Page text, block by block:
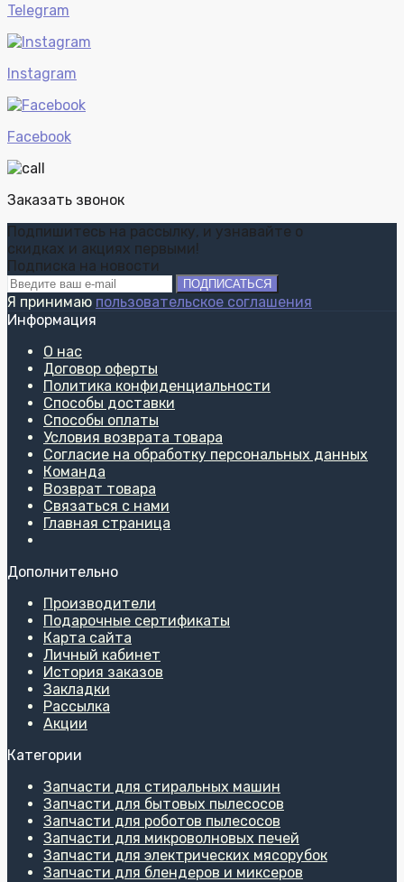
Telegram
Instagram
Facebook
Заказать звонок
Подпишитесь на рассылку, и узнавайте о
скидках и акциях первыми!
Подписка на новости
ПОДПИСАТЬСЯ
Я принимаю пользовательское соглашения
Информация
О нас
Договор оферты
Политика конфиденциальности
Способы доставки
Способы оплаты
Условия возврата товара
Согласие на обработку персональных данных
Команда
Возврат товара
Связаться с нами
Главная страница
Дополнительно
Производители
Подарочные сертификаты
Карта сайта
Личный кабинет
История заказов
Закладки
Рассылка
Акции
Категории
Запчасти для стиральных машин
Запчасти для бытовых пылесосов
Запчасти для роботов пылесосов
Запчасти для микроволновых печей
Запчасти для электрических мясорубок
Запчасти для блендеров и миксеров